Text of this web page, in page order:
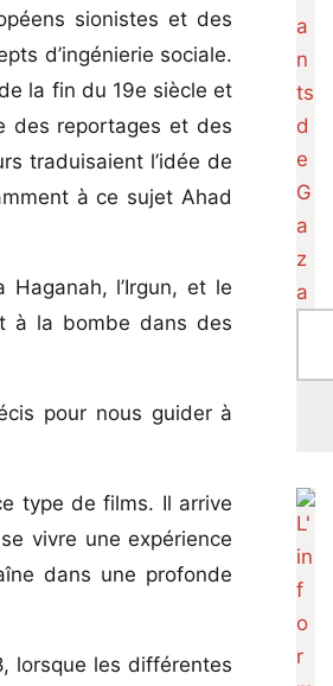
sionistes et des
d’ingénierie sociale.
la fin du 19e siècle et
des reportages et des
traduisaient l’idée de
à ce sujet Ahad
l’Irgun, et le
à la bombe dans des
pour nous guider à
type de films. Il arrive
vivre une expérience
dans une profonde
lorsque les différentes